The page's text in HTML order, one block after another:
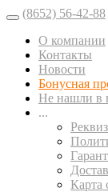
(8652) 56-42-88
О компании
Контакты
Новости
Бонусная
Не нашли в
...
Карта